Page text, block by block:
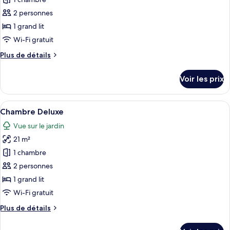
ce
type
de
chambre :
Chambre
2 personnes
1 grand lit
Wi-Fi gratuit
Plus de détails
Plus
le
type
de
Chambre
Double
Voir les prix
Afficher
toutes
les
photos
pour
ce
type
de
chambre :
Chambre
Une chambre à coucher avec un lit,
6
Chambre Deluxe
Vue sur le jardin
21 m²
1 chambre
2 personnes
1 grand lit
Wi-Fi gratuit
Plus de détails
Plus